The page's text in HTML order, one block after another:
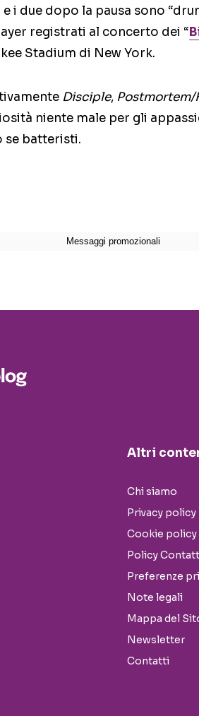
i due dopo la pausa sono
registrati al concerto dei “
Stadium di New York.
Disciple,
niente male per gli
batteristi.
Altri
Chi siamo
Privacy policy
Cookie policy
Policy
Preferenze
Note legali
Mappa del
Newsletter
Contatti